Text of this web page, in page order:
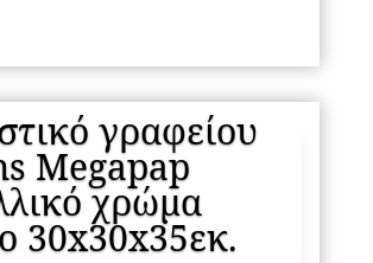
γραφείου
Megapap
χρώμα
30x30x35εκ.